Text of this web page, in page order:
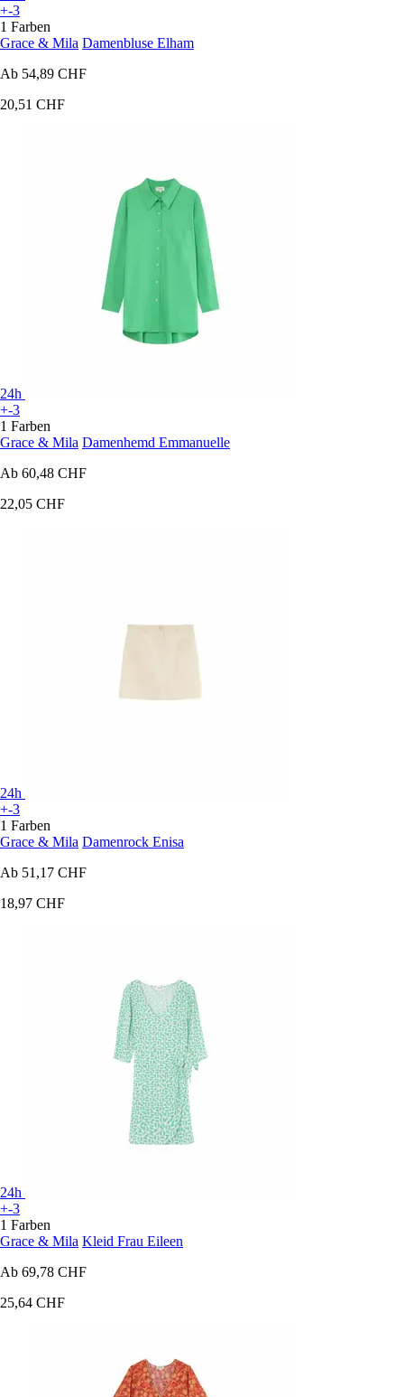
+-3
1 Farben
Grace & Mila Damenbluse Elham
Ab 54,89 CHF
20,51 CHF
24h
+-3
1 Farben
Grace & Mila Damenhemd Emmanuelle
Ab 60,48 CHF
22,05 CHF
24h
+-3
1 Farben
Grace & Mila Damenrock Enisa
Ab 51,17 CHF
18,97 CHF
24h
+-3
1 Farben
Grace & Mila Kleid Frau Eileen
Ab 69,78 CHF
25,64 CHF